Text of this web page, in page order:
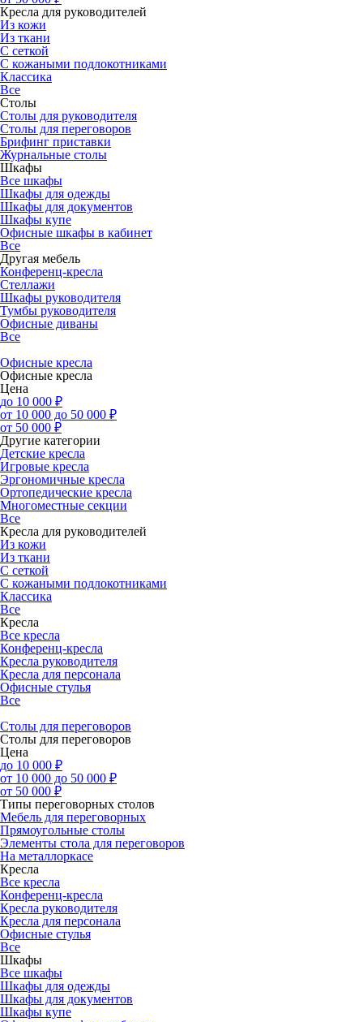
Кресла для руководителей
Из кожи
Из ткани
С сеткой
С кожаными подлокотниками
Классика
Все
Столы
Столы для руководителя
Столы для переговоров
Брифинг приставки
Журнальные столы
Шкафы
Все шкафы
Шкафы для одежды
Шкафы для документов
Шкафы купе
Офисные шкафы в кабинет
Все
Другая мебель
Конференц-кресла
Стеллажи
Шкафы руководителя
Тумбы руководителя
Офисные диваны
Все
Офисные кресла
Офисные кресла
Цена
до 10 000 ₽
от 10 000 до 50 000 ₽
от 50 000 ₽
Другие категории
Детские кресла
Игровые кресла
Эргономичные кресла
Ортопедические кресла
Многоместные секции
Все
Кресла для руководителей
Из кожи
Из ткани
С сеткой
С кожаными подлокотниками
Классика
Все
Кресла
Все кресла
Конференц-кресла
Кресла руководителя
Кресла для персонала
Офисные стулья
Все
Столы для переговоров
Столы для переговоров
Цена
до 10 000 ₽
от 10 000 до 50 000 ₽
от 50 000 ₽
Типы переговорных столов
Мебель для переговорных
Прямоугольные столы
Элементы стола для переговоров
На металлоркасе
Кресла
Все кресла
Конференц-кресла
Кресла руководителя
Кресла для персонала
Офисные стулья
Все
Шкафы
Все шкафы
Шкафы для одежды
Шкафы для документов
Шкафы купе